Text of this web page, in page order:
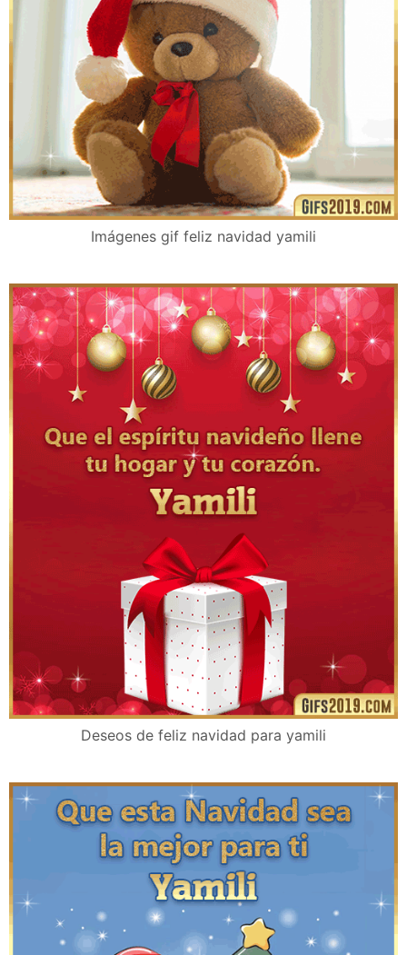
Imágenes gif feliz navidad yamili
Deseos de feliz navidad para yamili